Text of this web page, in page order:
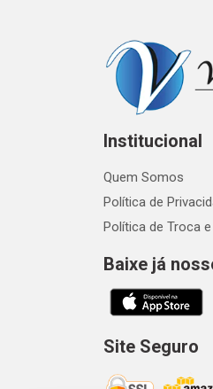
Institucional
Quem Somos
Política de
Política de Troca
Baixe já
Site Seguro